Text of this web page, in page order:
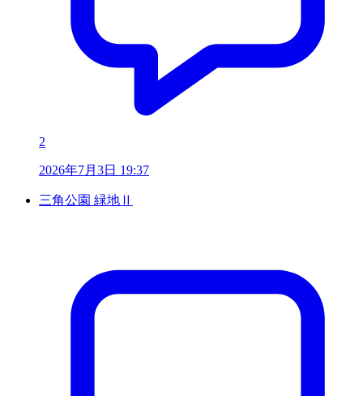
2
2026年7月3日 19:37
三角公園 緑地Ⅱ